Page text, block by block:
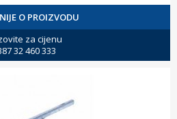
O PROIZVODU
za cijenu
32 460 333